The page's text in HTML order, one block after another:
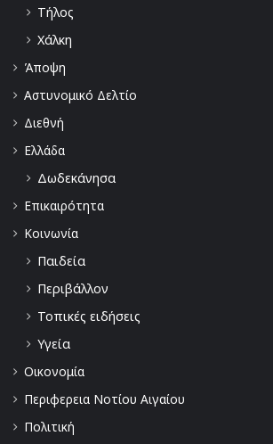
Τήλος
Χάλκη
Άποψη
Αστυνομικό Δελτίο
Διεθνή
Ελλάδα
Δωδεκάνησα
Επικαιρότητα
Κοινωνία
Παιδεία
Περιβάλλον
Τοπικές ειδήσεις
Υγεία
Οικονομία
Περιφερεια Νοτίου Αιγαίου
Πολιτική